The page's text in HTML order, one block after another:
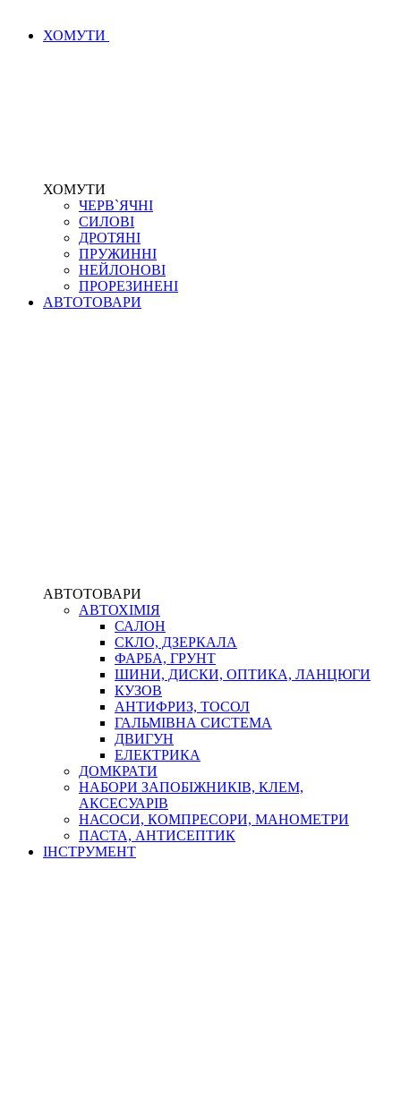
ХОМУТИ
ХОМУТИ
ЧЕРВ`ЯЧНІ
СИЛОВІ
ДРОТЯНІ
ПРУЖИННІ
НЕЙЛОНОВІ
ПРОРЕЗИНЕНІ
АВТОТОВАРИ
АВТОТОВАРИ
АВТОХІМІЯ
САЛОН
СКЛО, ДЗЕРКАЛА
ФАРБА, ГРУНТ
ШИНИ, ДИСКИ, ОПТИКА, ЛАНЦЮГИ
КУЗОВ
АНТИФРИЗ, ТОСОЛ
ГАЛЬМІВНА СИСТЕМА
ДВИГУН
ЕЛЕКТРИКА
ДОМКРАТИ
НАБОРИ ЗАПОБІЖНИКІВ, КЛЕМ,
АКСЕСУАРІВ
НАСОСИ, КОМПРЕСОРИ, МАНОМЕТРИ
ПАСТА, АНТИСЕПТИК
ІНСТРУМЕНТ